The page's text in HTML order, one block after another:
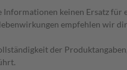
Informationen keinen Ersatz
empfehlen wir
der